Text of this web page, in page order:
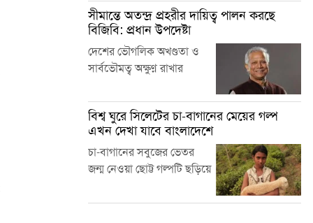
সীমান্তে অতন্দ্র প্রহরীর দায়িত্ব পালন করছে
বিজিবি: প্রধান উপদেষ্টা
দেশের ভৌগলিক অখণ্ডতা ও
সার্বভৌমত্ব অক্ষুণ্ন রাখার
বিশ্ব ঘুরে সিলেটের চা-বাগানের মেয়ের গল্প
এখন দেখা যাবে বাংলাদেশে
চা-বাগানের সবুজের ভেতর
জন্ম নেওয়া ছোট্ট গল্পটি ছড়িয়ে